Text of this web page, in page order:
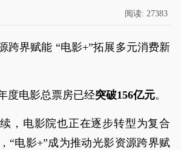
阅读: 27383
跨界赋能 “电影+”拓展多元消费新
度电影总票房已经突破156亿元。
，电影院也正在逐步转型为复合
“电影+”成为推动光影资源跨界赋